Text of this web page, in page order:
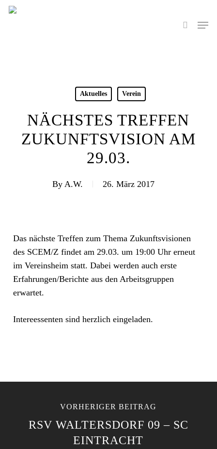
Skip
search
Menu
Aktuelles Verein
NÄCHSTES TREFFEN
ZUKUNFTSVISION AM
29.03.
By A.W. 26. März 2017
Das nächste Treffen zum Thema Zukunftsvisionen
des SCEM/Z findet am 29.03. um 19:00 Uhr erneut
im Vereinsheim statt. Dabei werden auch erste
Erfahrungen/Berichte aus den Arbeitsgruppen
erwartet.
Intereessenten sind herzlich eingeladen.
VORHERIGER BEITRAG
RSV WALTERSDORF 09 – SC
EINTRACHT